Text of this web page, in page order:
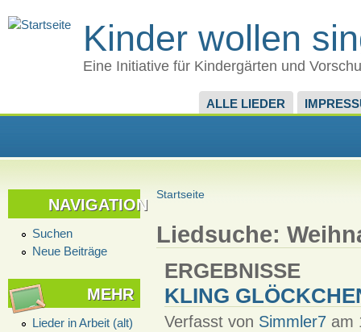
Kinder wollen
Eine Initiative für Kindergärten und
ALLE LIEDER
NAVIGATION
Suchen
Neue Beiträge
MEHR
Lieder in Arbeit (alt)
Startseite
Liedsuche:
ERGEBNISSE
KLING
Verfasst von Simmler7am